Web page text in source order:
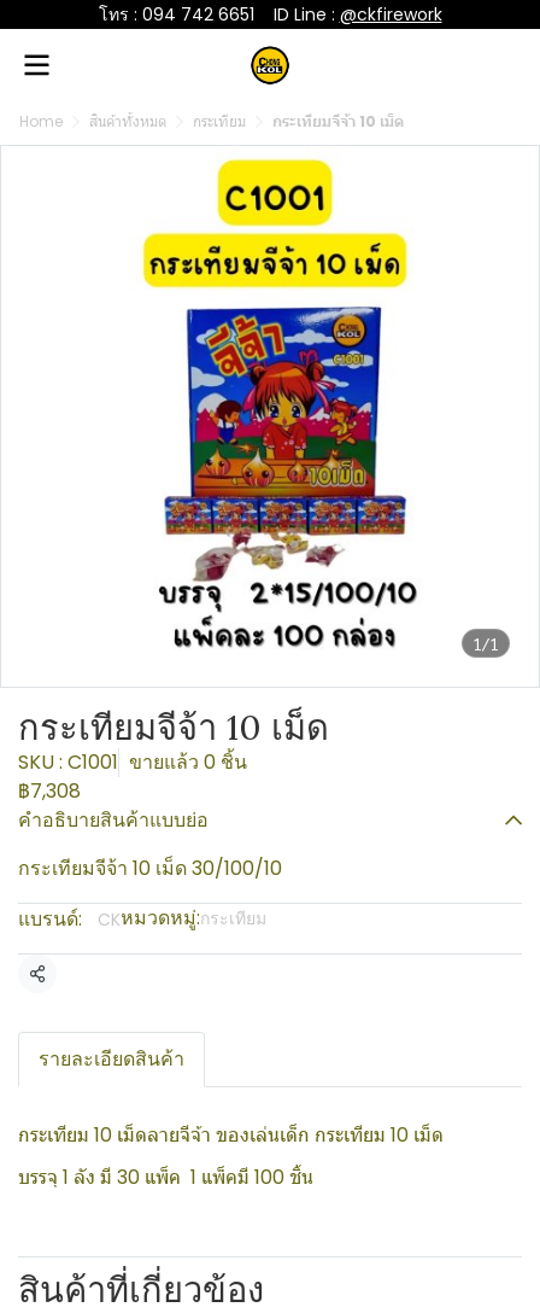
โทร : 094 742 6651 ID Line : @ckfirework
Home สินค้าทั้งหมด กระเทียม กระเทียมจีจ้า 10 เม็ด
1/1
กระเทียมจีจ้า 10 เม็ด
SKU : C1001 ขายแล้ว 0 ชิ้น
฿7,308
คำอธิบายสินค้าแบบย่อ
กระเทียมจีจ้า 10 เม็ด 30/100/10
แบรนด์:
CKหมวดหมู่:กระเทียม
แชร์
รายละเอียดสินค้า
กระเทียม 10 เม็ดลายจีจ้า ของเล่นเด็ก กระเทียม 10 เม็ด
บรรจุ 1 ลัง มี 30 แพ็ค 1 แพ็คมี 100 ชิ้น
สินค้าที่เกี่ยวข้อง